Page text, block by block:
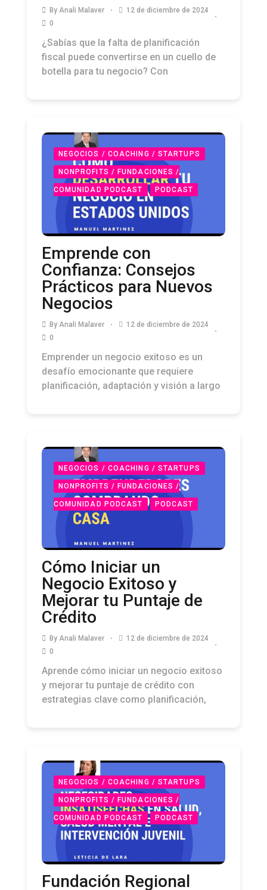
By Anali Malaver
12 de diciembre de 2024
0
¿Sabías que la falta de planificación
fiscal puede convertirse en un cuello de
botella para tu negocio? Con
NEGOCIOS / COACHING / STARTUPS
NONPROFITS / FUNDACIONES /
COMUNIDAD PODCAST PODCAST
Emprende con
Confianza: Consejos
Prácticos para Nuevos
Negocios
By Anali Malaver
12 de diciembre de 2024
0
Emprender un negocio exitoso es un
desafío emocionante que requiere
planificación, adaptación y visión a largo
NEGOCIOS / COACHING / STARTUPS
NONPROFITS / FUNDACIONES /
COMUNIDAD PODCAST PODCAST
Cómo Iniciar un
Negocio Exitoso y
Mejorar tu Puntaje de
Crédito
By Anali Malaver
12 de diciembre de 2024
0
Aprende cómo iniciar un negocio exitoso
y mejorar tu puntaje de crédito con
estrategias clave como planificación,
NEGOCIOS / COACHING / STARTUPS
NONPROFITS / FUNDACIONES /
COMUNIDAD PODCAST PODCAST
Fundación Regional